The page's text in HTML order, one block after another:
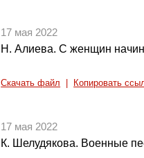
17 мая 2022
Н. Алиева. С женщин
Скачать файл Копировать
17 мая 2022
К. Шелудякова. Военные